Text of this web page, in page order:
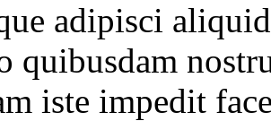
adipisci
quibusdam
iste impedit